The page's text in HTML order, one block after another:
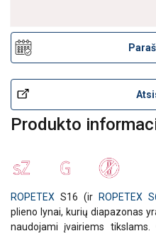
Produkto
ROPETEX S16 (ir ROPETEX
plieno lynai, kurių diapazonas
naudojami įvairiems